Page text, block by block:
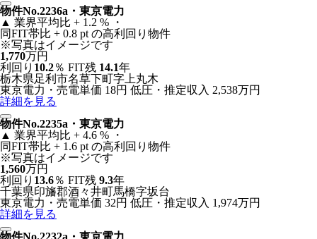
物件No.2236a・東京電力
▲ 業界平均比 + 1.2 % ・
同FIT帯比 + 0.8 pt の高利回り物件
※写真はイメージです
1,770万円
利回り 10.2％ FIT残 14.1年
栃木県足利市名草下町字上丸木
東京電力・売電単価 18円 低圧・推定収入 2,538万円
詳細を見る
物件No.2235a・東京電力
▲ 業界平均比 + 4.6 % ・
同FIT帯比 + 1.6 pt の高利回り物件
※写真はイメージです
1,560万円
利回り 13.6％ FIT残 9.3年
千葉県印旛郡酒々井町馬橋字坂台
東京電力・売電単価 32円 低圧・推定収入 1,974万円
詳細を見る